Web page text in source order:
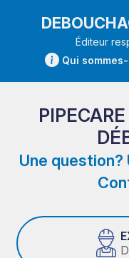
Éditeur
Qui
Une question?